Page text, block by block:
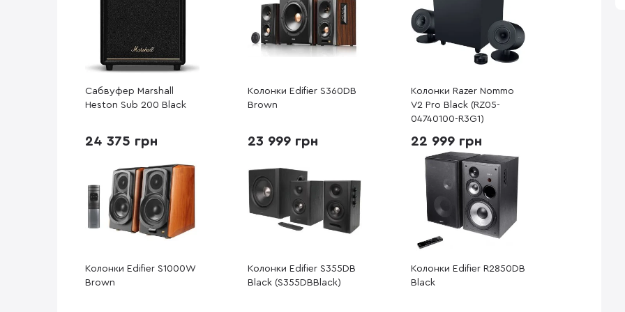
Сабвуфер Marshall
Heston Sub 200 Black
24 375 грн
Колонки Edifier S360DB
Brown
23 999 грн
Колонки Razer Nommo
V2 Pro Black (RZ05-
04740100-R3G1)
22 999 грн
Колонки Edifier S1000W
Brown
Колонки Edifier S355DB
Black (S355DBBlack)
Колонки Edifier R2850DB
Black